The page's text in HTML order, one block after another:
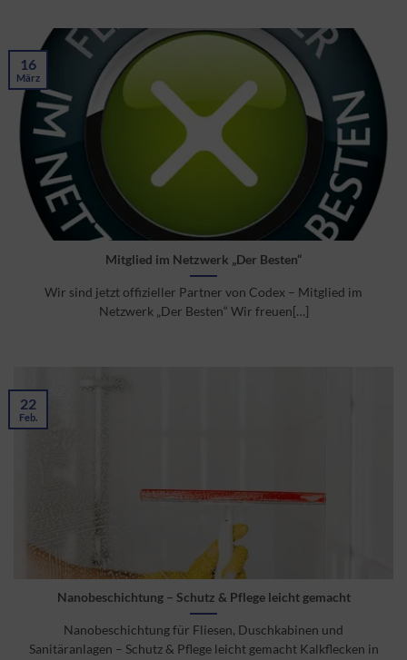
Mitglied im Netzwerk „Der Besten“
Wir sind jetzt offizieller Partner von Codex – Mitglied im
Netzwerk „Der Besten“ Wir freuen[…]
16
März
Nanobeschichtung – Schutz & Pflege leicht gemacht
Nanobeschichtung für Fliesen, Duschkabinen und
Sanitäranlagen – Schutz & Pflege leicht gemacht Kalkflecken in
22
Feb.